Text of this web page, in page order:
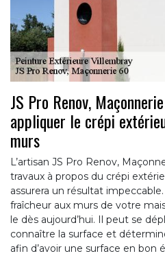
JS Pro Renov,
appliquer le crépi
murs
L’artisan JS Pro Renov,
travaux à propos du crépi
assurera un résultat
fraîcheur aux murs de votre
le dès aujourd’hui. Il peut se
connaître la surface et
afin d’avoir une surface en bon